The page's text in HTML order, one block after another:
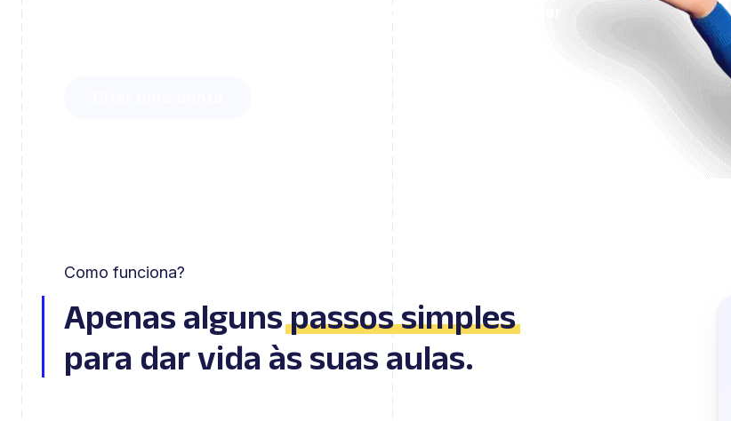
Descubra quanto tempo você pode economizar com a Lingstar
e como pode envolver seus alunos facilmente.
Como funciona?
Apenas algunspassos simples
para dar vida às suas aulas.